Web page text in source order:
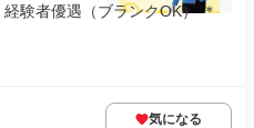
験者優遇（ブランクOK） ＊
気になる